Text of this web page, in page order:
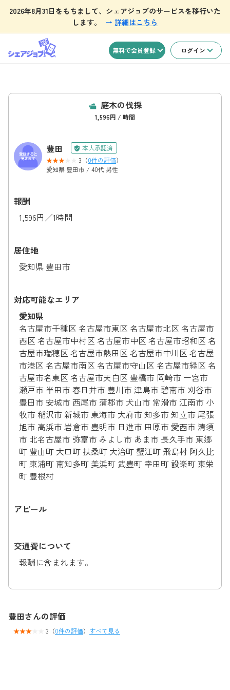
2026年8月31日をもちまして、シェアジョブのサービスを移行いた
します。
→ 詳細はこちら
無料で会員登録 ログイン
庭木の伐採
1,596円 / 時間
豊田
本人承認済
3（0件の評価）
愛知県 豊田市 / 40代 男性
報酬
1,596円／1時間
居住地
愛知県 豊田市
対応可能なエリア
愛知県
名古屋市千種区 名古屋市東区 名古屋市北区 名古屋市
西区 名古屋市中村区 名古屋市中区 名古屋市昭和区 名
古屋市瑞穂区 名古屋市熱田区 名古屋市中川区 名古屋
市港区 名古屋市南区 名古屋市守山区 名古屋市緑区 名
古屋市名東区 名古屋市天白区 豊橋市 岡崎市 一宮市
瀬戸市 半田市 春日井市 豊川市 津島市 碧南市 刈谷市
豊田市 安城市 西尾市 蒲郡市 犬山市 常滑市 江南市 小
牧市 稲沢市 新城市 東海市 大府市 知多市 知立市 尾張
旭市 高浜市 岩倉市 豊明市 日進市 田原市 愛西市 清須
市 北名古屋市 弥富市 みよし市 あま市 長久手市 東郷
町 豊山町 大口町 扶桑町 大治町 蟹江町 飛島村 阿久比
町 東浦町 南知多町 美浜町 武豊町 幸田町 設楽町 東栄
町 豊根村
アピール
交通費について
報酬に含まれます。
豊田さんの評価
3（0件の評価） すべて見る